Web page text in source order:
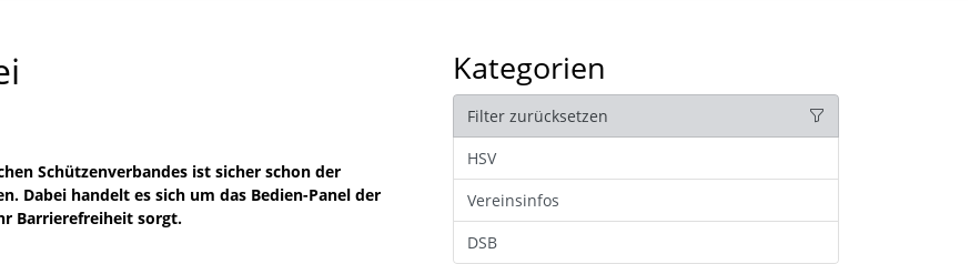
Schützenverbandes ist sicher schon der
Dabei handelt es sich um das Bedien-Panel der
Barrierefreiheit sorgt.
Kategorien
Filter zurücksetzen
HSV
Vereinsinfos
DSB